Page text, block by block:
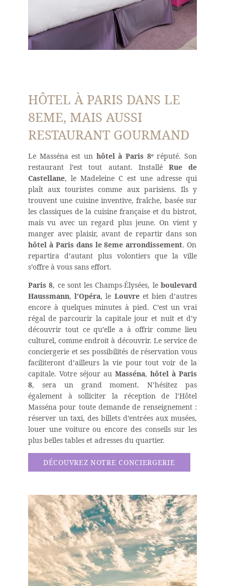
HÔTEL À PARIS DANS LE
8EME, MAIS AUSSI
RESTAURANT GOURMAND
Le Masséna est un hôtel à Paris 8ᵉréputé. Son
restaurant l’est tout autant. Installé Rue de
Castellane, le Madeleine C est une adresse qui
plaît aux touristes comme aux parisiens. Ils y
trouvent une cuisine inventive, fraîche, basée sur
les classiques de la cuisine française et du bistrot,
mais vu avec un regard plus jeune. On vient y
manger avec plaisir, avant de repartir dans son
hôtel à Paris dans le 8eme arrondissement. On
repartira d’autant plus volontiers que la ville
s’offre à vous sans effort.
Paris 8, ce sont les Champs-Élysées, leboulevard
Haussmann,l'Opéra, le Louvre et bien d’autres
encore à quelques minutes à pied. C’est un vrai
régal de parcourir la capitale jour et nuit et d’y
découvrir tout ce qu’elle a à offrir comme lieu
culturel, comme endroit à découvrir. Le service de
conciergerie et ses possibilités de réservation vous
faciliteront d’ailleurs la vie pour tout voir de la
capitale. Votre séjour au Masséna, hôtel à Paris
8, sera un grand moment. N’hésitez pas
également à solliciter la réception de l’Hôtel
Masséna pour toute demande de renseignement :
réserver un taxi, des billets d’entrées aux musées,
louer une voiture ou encore des conseils sur les
plus belles tables et adresses du quartier.
DÉCOUVREZ NOTRE CONCIERGERIE
RESTAURANT
OFFRES
PHOTOS
CONCIERGERIE
CONTACT
MESURES D'HYGIÈNE
HÔTEL PARTENAIRE